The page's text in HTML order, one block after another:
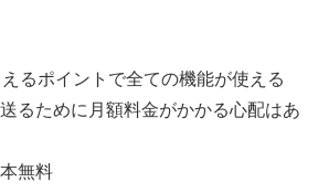
るポイントで全ての機能が使える
るために月額料金がかかる心配はあ
無料